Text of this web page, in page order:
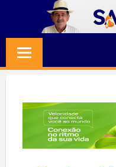
content
Jornalismo
Credibilidade